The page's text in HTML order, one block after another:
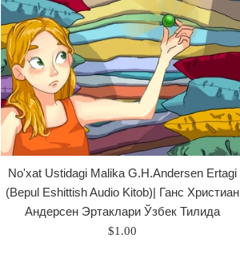
No'xat Ustidagi Malika G.H.Andersen Ertagi
(Bepul Eshittish Audio Kitob)| Ганс Христиан
Андерсен Эртаклари Ўзбек Тилида
Regular
$1.00